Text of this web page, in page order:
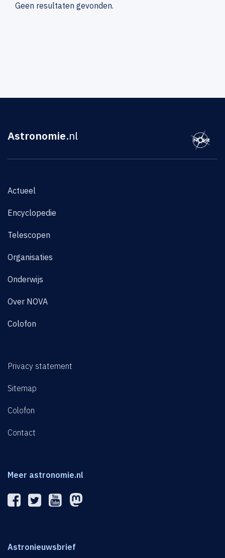
Geen resultaten gevonden.
Astronomie.nl
Actueel
Encyclopedie
Telescopen
Organisaties
Onderwijs
Over NOVA
Colofon
Privacy statement
Sitemap
Colofon
Contact
Meer astronomie.nl
Astronieuwsbrief